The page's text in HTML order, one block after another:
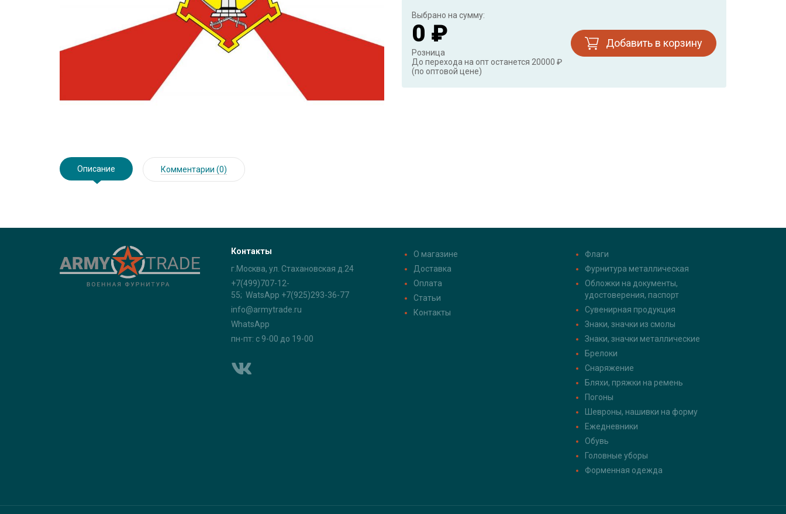
Выбрано на сумму:
0 ₽
Розница
До перехода на опт останется 20000 ₽
(по оптовой цене)
Добавить в корзину
Описание Комментарии (0)
Контакты
г.Москва, ул. Стахановская д.24
+7(499)707-12-
55; WatsApp +7(925)293-36-77
info@armytrade.ru
WhatsApp
пн-пт: с 9-00 до 19-00
О магазине
Доставка
Оплата
Статьи
Контакты
Флаги
Фурнитура металлическая
Обложки на документы,
удостоверения, паспорт
Сувенирная продукция
Знаки, значки из смолы
Знаки, значки металлические
Брелоки
Снаряжение
Бляхи, пряжки на ремень
Погоны
Шевроны, нашивки на форму
Ежедневники
Обувь
Головные уборы
Форменная одежда